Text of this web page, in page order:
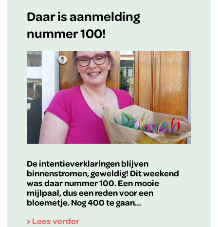
Daar is aanmelding
nummer 100!
De intentieverklaringen blijven
binnenstromen, geweldig! Dit weekend
was daar nummer 100. Een mooie
mijlpaal, dus een reden voor een
bloemetje. Nog 400 te gaan…
> Lees verder